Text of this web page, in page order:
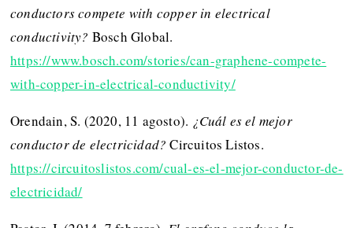
conductors compete with copper in electrical
conductivity? Bosch Global.
https://www.bosch.com/stories/can-graphene-compete-
with-copper-in-electrical-conductivity/
Orendain, S. (2020, 11 agosto). ¿Cuál es el mejor
conductor de electricidad? Circuitos Listos.
https://circuitoslistos.com/cual-es-el-mejor-conductor-de-
electricidad/